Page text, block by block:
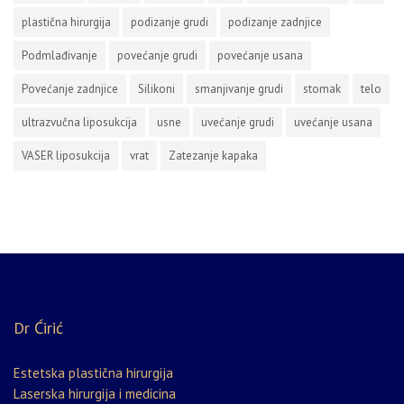
plastična hirurgija podizanje grudi podizanje zadnjice
Podmlađivanje povećanje grudi povećanje usana
Povećanje zadnjice Silikoni smanjivanje grudi stomak telo
ultrazvučna liposukcija usne uvećanje grudi uvećanje usana
VASER liposukcija vrat Zatezanje kapaka
Dr Ćirić
Estetska plastična hirurgija
Laserska hirurgija i medicina